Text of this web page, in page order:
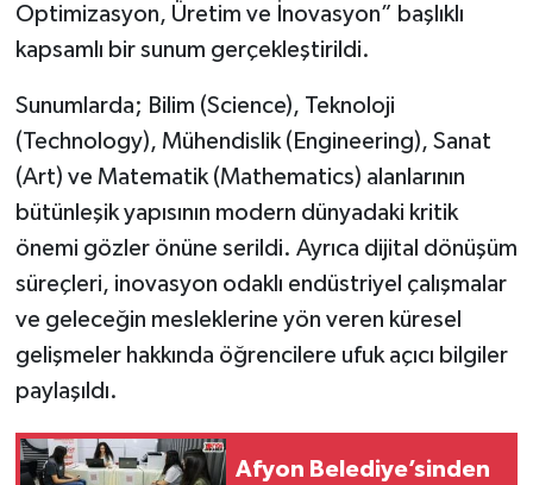
Optimizasyon, Üretim ve İnovasyon” başlıklı
kapsamlı bir sunum gerçekleştirildi.
Sunumlarda; Bilim (Science), Teknoloji
(Technology), Mühendislik (Engineering), Sanat
(Art) ve Matematik (Mathematics) alanlarının
bütünleşik yapısının modern dünyadaki kritik
önemi gözler önüne serildi. Ayrıca dijital dönüşüm
süreçleri, inovasyon odaklı endüstriyel çalışmalar
ve geleceğin mesleklerine yön veren küresel
gelişmeler hakkında öğrencilere ufuk açıcı bilgiler
paylaşıldı.
Afyon Belediye’sinden